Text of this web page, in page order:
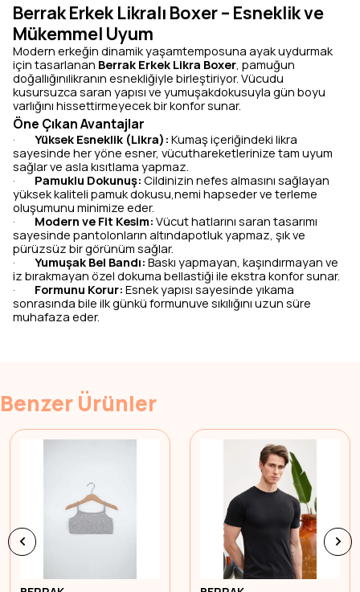
Berrak Erkek Likralı Boxer – Esneklik ve
Mükemmel Uyum
Modern erkeğin dinamik yaşamtemposuna ayak uydurmak
için tasarlanan Berrak Erkek Likra Boxer, pamuğun
doğallığınılikranın esnekliğiyle birleştiriyor. Vücudu
kusursuzca saran yapısı ve yumuşakdokusuyla gün boyu
varlığını hissettirmeyecek bir konfor sunar.
Öne Çıkan Avantajlar
· Yüksek Esneklik (Likra): Kumaş içeriğindeki likra
sayesinde her yöne esner, vücuthareketlerinize tam uyum
sağlar ve asla kısıtlama yapmaz.
· Pamuklu Dokunuş: Cildinizin nefes almasını sağlayan
yüksek kaliteli pamuk dokusu,nemi hapseder ve terleme
oluşumunu minimize eder.
· Modern ve Fit Kesim: Vücut hatlarını saran tasarımı
sayesinde pantolonların altındapotluk yapmaz, şık ve
pürüzsüz bir görünüm sağlar.
· Yumuşak Bel Bandı: Baskı yapmayan, kaşındırmayan ve
iz bırakmayan özel dokuma bellastiği ile ekstra konfor sunar.
· Formunu Korur: Esnek yapısı sayesinde yıkama
sonrasında bile ilk günkü formunuve sıkılığını uzun süre
muhafaza eder.
Benzer Ürünler